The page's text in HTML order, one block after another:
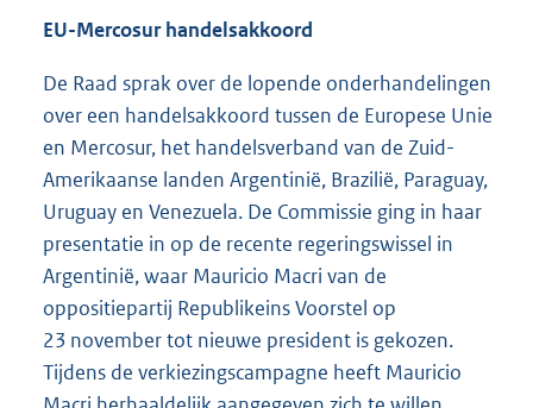
EU-Mercosur handelsakkoord
De Raad sprak over de lopende onderhandelingen
over een handelsakkoord tussen de Europese Unie
en Mercosur, het handelsverband van de Zuid-
Amerikaanse landen Argentinië, Brazilië, Paraguay,
Uruguay en Venezuela. De Commissie ging in haar
presentatie in op de recente regeringswissel in
Argentinië, waar Mauricio Macri van de
oppositiepartij Republikeins Voorstel op
23 november tot nieuwe president is gekozen.
Tijdens de verkiezingscampagne heeft Mauricio